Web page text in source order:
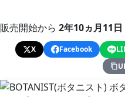
販売開始から 2年10ヵ月11日
X Facebook